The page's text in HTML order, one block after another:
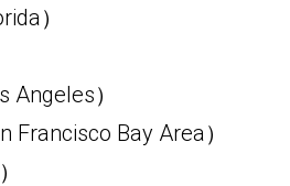
）
Angeles）
Francisco Bay Area）